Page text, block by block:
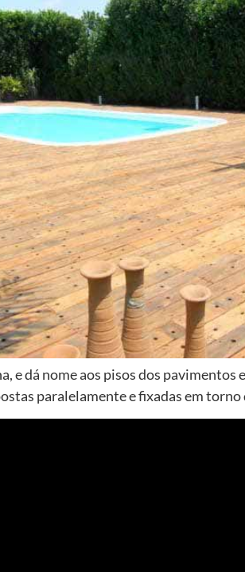
dá nome aos pisos dos
paralelamente e fixadas em torno